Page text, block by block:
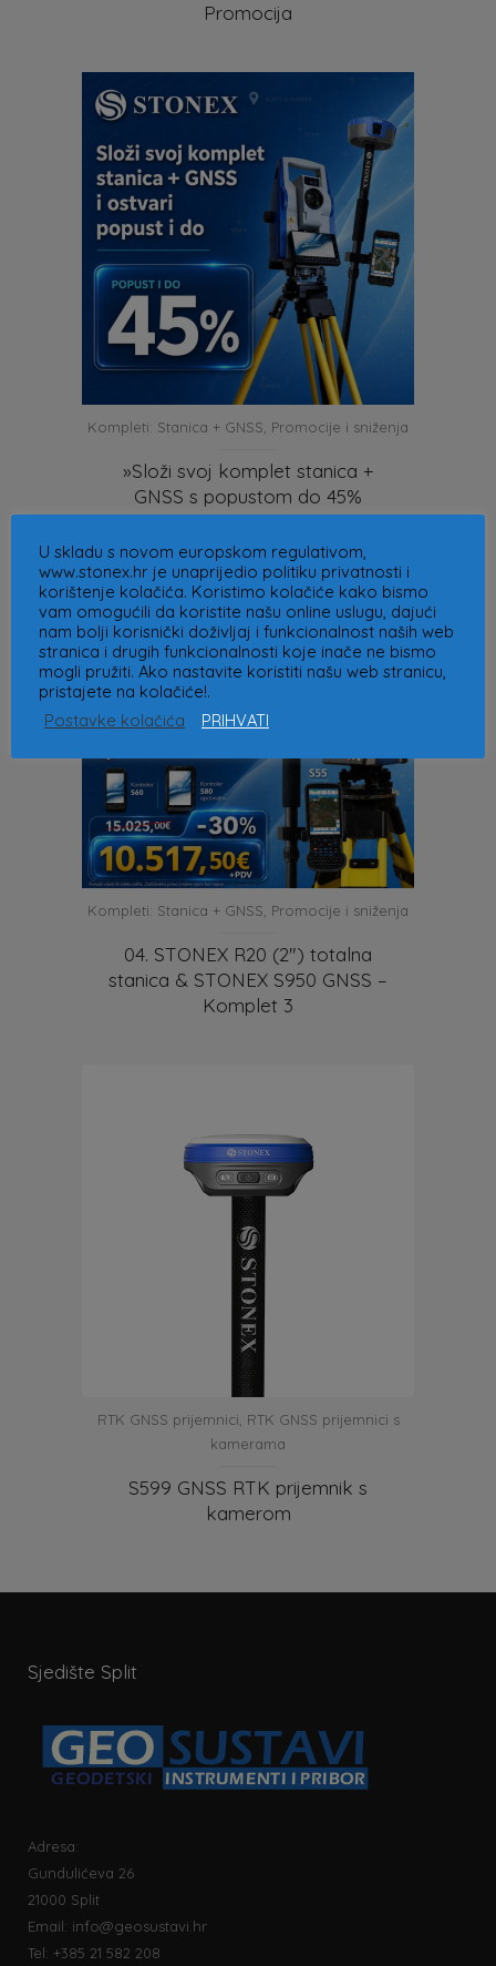
Promocija
Kompleti: Stanica + GNSS Promocije i sniženja
»Složi svoj komplet stanica +
GNSS s popustom do 45%
Kompleti: Stanica + GNSS Promocije i sniženja
04. STONEX R20 (2″) totalna
stanica & STONEX S950 GNSS –
Komplet 3
RTK GNSS prijemnici RTK GNSS prijemnici s
kamerama
S599 GNSS RTK prijemnik s
kamerom
Sjedište Split
Adresa:
Gundulićeva 26
21000 Split
Email: info@geosustavi.hr
Tel: +385 21 582 208
U skladu s novom europskom regulativom,
www.stonex.hr je unaprijedio politiku privatnosti i
korištenje kolačića. Koristimo kolačiće kako bismo
vam omogućili da koristite našu online uslugu, dajući
nam bolji korisnički doživljaj i funkcionalnost naših web
stranica i drugih funkcionalnosti koje inače ne bismo
mogli pružiti. Ako nastavite koristiti našu web stranicu,
pristajete na kolačiće!.
Postavke kolačića
PRIHVATI